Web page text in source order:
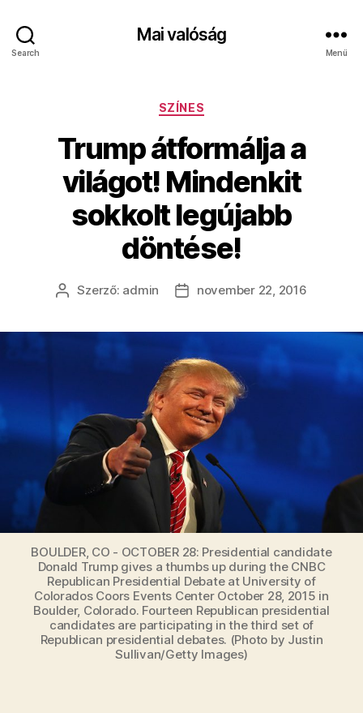
Search
Mai valóság
Menü
Kategóriák
SZÍNES
Trump átformálja a
világot! Mindenkit
sokkolt legújabb
döntése!
Bejegyzés
Szerző: admin
Bejegyzés
november 22, 2016
BOULDER, CO - OCTOBER 28: Presidential candidate
Donald Trump gives a thumbs up during the CNBC
Republican Presidential Debate at University of
Colorados Coors Events Center October 28, 2015 in
Boulder, Colorado. Fourteen Republican presidential
candidates are participating in the third set of
Republican presidential debates. (Photo by Justin
Sullivan/Getty Images)